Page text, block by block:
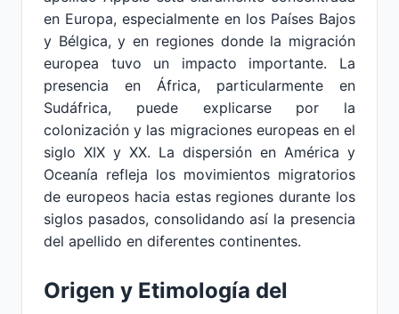
en Europa, especialmente en los Países Bajos
y Bélgica, y en regiones donde la migración
europea tuvo un impacto importante. La
presencia en África, particularmente en
Sudáfrica, puede explicarse por la
colonización y las migraciones europeas en el
siglo XIX y XX. La dispersión en América y
Oceanía refleja los movimientos migratorios
de europeos hacia estas regiones durante los
siglos pasados, consolidando así la presencia
del apellido en diferentes continentes.
Origen y Etimología del